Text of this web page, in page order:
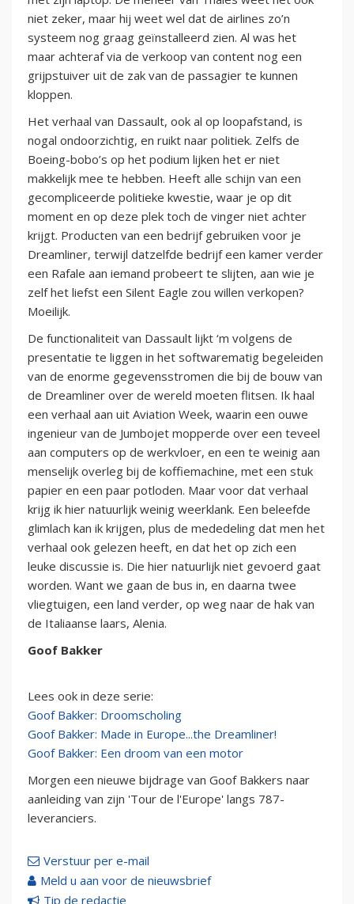
niet zeker, maar hij weet wel dat de airlines zo’n
systeem nog graag geïnstalleerd zien. Al was het
maar achteraf via de verkoop van content nog een
grijpstuiver uit de zak van de passagier te kunnen
kloppen.
Het verhaal van Dassault, ook al op loopafstand, is
nogal ondoorzichtig, en ruikt naar politiek. Zelfs de
Boeing-bobo’s op het podium lijken het er niet
makkelijk mee te hebben. Heeft alle schijn van een
gecompliceerde politieke kwestie, waar je op dit
moment en op deze plek toch de vinger niet achter
krijgt. Producten van een bedrijf gebruiken voor je
Dreamliner, terwijl datzelfde bedrijf een kamer verder
een Rafale aan iemand probeert te slijten, aan wie je
zelf het liefst een Silent Eagle zou willen verkopen?
Moeilijk.
De functionaliteit van Dassault lijkt ‘m volgens de
presentatie te liggen in het softwarematig begeleiden
van de enorme gegevensstromen die bij de bouw van
de Dreamliner over de wereld moeten flitsen. Ik haal
een verhaal aan uit Aviation Week, waarin een ouwe
ingenieur van de Jumbojet mopperde over een teveel
aan computers op de werkvloer, en een te weinig aan
menselijk overleg bij de koffiemachine, met een stuk
papier en een paar potloden. Maar voor dat verhaal
krijg ik hier natuurlijk weinig weerklank. Een beleefde
glimlach kan ik krijgen, plus de mededeling dat men het
verhaal ook gelezen heeft, en dat het op zich een
leuke discussie is. Die hier natuurlijk niet gevoerd gaat
worden. Want we gaan de bus in, en daarna twee
vliegtuigen, een land verder, op weg naar de hak van
de Italiaanse laars, Alenia.
Goof Bakker
Lees ook in deze serie:
Goof Bakker: Droomscholing
Goof Bakker: Made in Europe...the Dreamliner!
Goof Bakker: Een droom van een motor
Morgen een nieuwe bijdrage van Goof Bakkers naar
aanleiding van zijn 'Tour de l'Europe' langs 787-
leveranciers.
Verstuur per e-mail
Meld u aan voor de nieuwsbrief
Tip de redactie